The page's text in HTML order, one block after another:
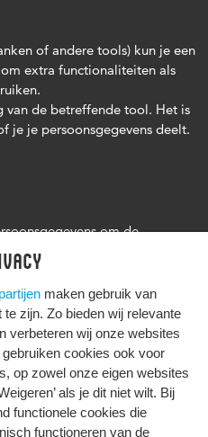
maken gebruik van
zijn. Zo bieden wij relevante
verbeteren wij onze websites
cookies ook voor
op zowel onze eigen websites
als je dit niet wilt. Bij
functionele cookies die
functioneren van de
of andere tools) kun je een
extra functionaliteiten als
van de betreffende tool. Het is
je je persoonsgegevens deelt.
om de
onder andere voor het
over reserveringen.
Hogeschool Utrecht
SAMEN